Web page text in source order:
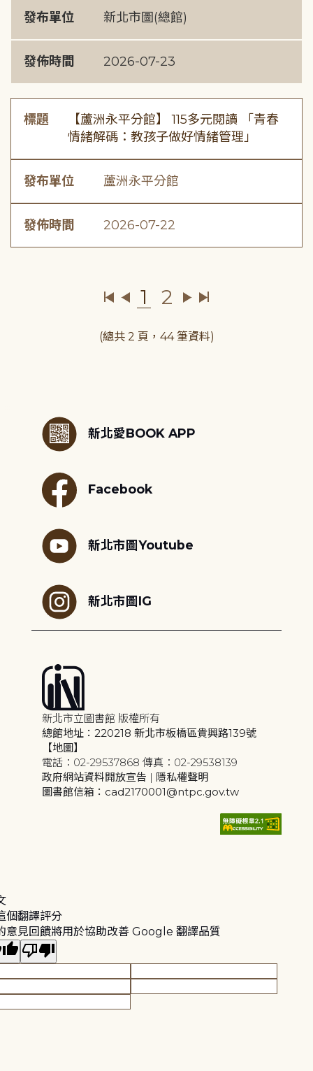
發布單位 新北市圖(總館)
發佈時間 2026-07-23
標題
【蘆洲永平分館】 115多元閱讀 「青春
情緒解碼：教孩子做好情緒管理」
發布單位 蘆洲永平分館
發佈時間 2026-07-22
1 2
(總共 2 頁，44 筆資料)
新北愛BOOK APP
Facebook
新北市圖Youtube
新北市圖IG
新北市立圖書館 版權所有
總館地址：220218 新北市板橋區貴興路139號
【地圖】
電話：02-29537868 傳真：02-29538139
政府網站資料開放宣告 | 隱私權聲明
圖書館信箱：cad2170001@ntpc.gov.tw
個翻譯評分
意見回饋將用於協助改善 Google 翻譯品質